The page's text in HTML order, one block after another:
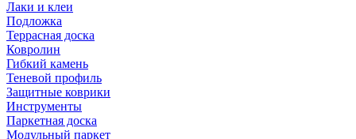
Лаки и клеи
Подложка
Террасная доска
Ковролин
Гибкий камень
Теневой профиль
Защитные коврики
Инструменты
Паркетная доска
Модульный паркет